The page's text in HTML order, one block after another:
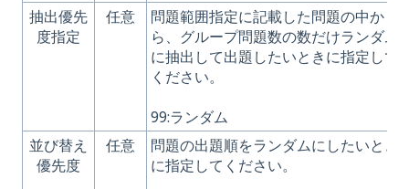
抽出優先
度指定
任意
問題範囲指定に記載した問題の中か
ら、グループ問題数の数だけランダム
に抽出して出題したいときに指定して
ください。
99:ランダム
並び替え
優先度
任意
問題の出題順をランダムにしたいとき
に指定してください。